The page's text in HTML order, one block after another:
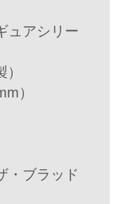
ュアシリー
）
・ブラッド